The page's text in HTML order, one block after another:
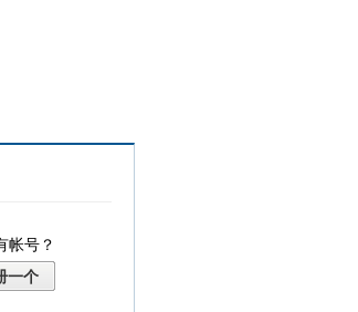
帐号？
一个